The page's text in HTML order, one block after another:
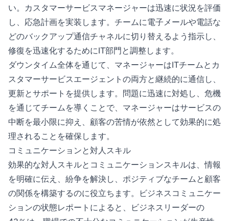
い。カスタマーサービスマネージャーは迅速に状況を評価
し、応急計画を実装します。チームに電子メールや電話な
どのバックアップ通信チャネルに切り替えるよう指示し、
修復を迅速化するためにIT部門と調整します。
ダウンタイム全体を通じて、マネージャーはITチームとカ
スタマーサービスエージェントの両方と継続的に通信し、
更新とサポートを提供します。問題に迅速に対処し、危機
を通じてチームを導くことで、マネージャーはサービスの
中断を最小限に抑え、顧客の苦情が依然として効果的に処
理されることを確保します。
コミュニケーションと対人スキル
効果的な対人スキルとコミュニケーションスキルは、情報
を明確に伝え、紛争を解決し、ポジティブなチームと顧客
の関係を構築するのに役立ちます。ビジネスコミュニケー
ションの状態レポートによると、ビジネスリーダーの